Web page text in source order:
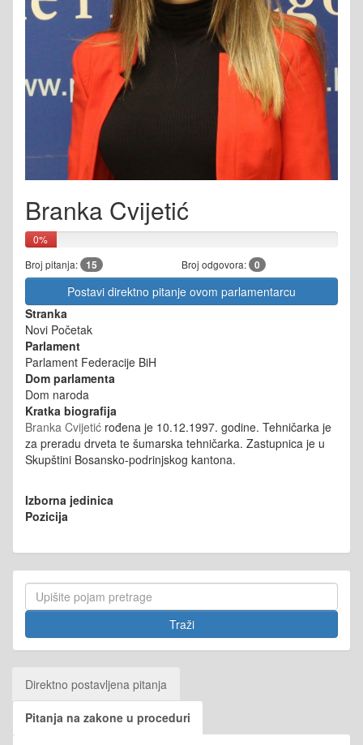
Branka Cvijetić
0%
Broj pitanja: 15 Broj odgovora: 0
Postavi direktno pitanje ovom parlamentarcu
Stranka
Novi Početak
Parlament
Parlament Federacije BiH
Dom parlamenta
Dom naroda
Kratka biografija
Branka Cvijetić rođena je 10.12.1997. godine. Tehničarka je
za preradu drveta te šumarska tehničarka. Zastupnica je u
Skupštini Bosansko-podrinjskog kantona.
Izborna jedinica
Pozicija
Direktno postavljena pitanja
Pitanja na zakone u proceduri